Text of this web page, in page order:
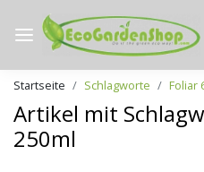
Startseite Schlagworte Foliar
Artikel mit
250ml